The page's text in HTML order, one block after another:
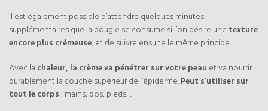
Il est également possible d’attendre quelques minutes
supplémentaires que la bougie se consume si l’on désire une texture
encore plus crémeuse, et de suivre ensuite le même principe.
Avec la chaleur, la crème va pénétrer sur votre peau et va nourrir
durablement la couche supérieur de l’épiderme.Peut s’utiliser sur
tout le corps : mains, dos, pieds…